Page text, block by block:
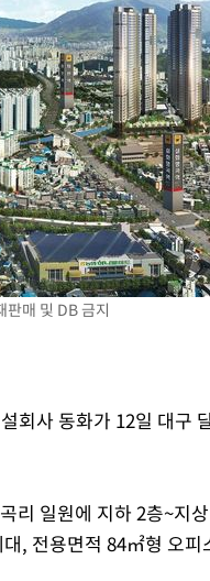
식 매달리지 말고 과감히
인바운드·남쪽 아웃바
, 폭염경보로 하향
할 4개 면 특별재난지역
은 계급 임용…희망지 못
많은 비[내일날씨]
메모리 수요 선제 대
잔 투란VC 입단
한국 축구 '5승 2무'
798.81마감
해 前교정본부장 기소
에 수사 재개"
서울대 공대 교수…이병
·서범수 징계 절차 개시
매 및 DB 금지
회사 동화가 12일 대구
리 일원에 지하 2층~지
, 전용면적 84㎡형 오